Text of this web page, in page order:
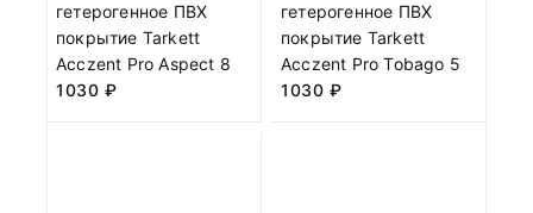
гетерогенное ПВХ
покрытие Tarkett
Acczent Pro Aspect 8
1030 ₽
гетерогенное ПВХ
покрытие Tarkett
Acczent Pro Tobago 5
1030 ₽